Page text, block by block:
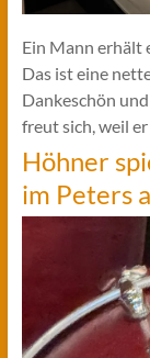
Ein Mann erhält
Das ist eine
Dankeschön
freut sich, weil
Höhner
im Peters